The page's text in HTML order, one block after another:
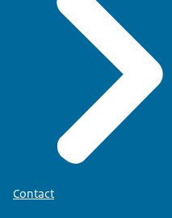
Contact